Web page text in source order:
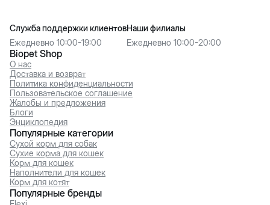
Biopet Shop
О нас
Доставка и возврат
Политика конфиденциальности
Пользовательское соглашение
Жалобы и предложения
Блоги
Энциклопедия
Служба поддержки клиентов
Ежедневно 10:00-19:00
Наши филиалы
Ежедневно 10:00-20:00
Популярные категории
Сухой корм для собак
Сухие корма для кошек
Корм для кошек
Наполнители для кошек
Корм для котят
Популярные бренды